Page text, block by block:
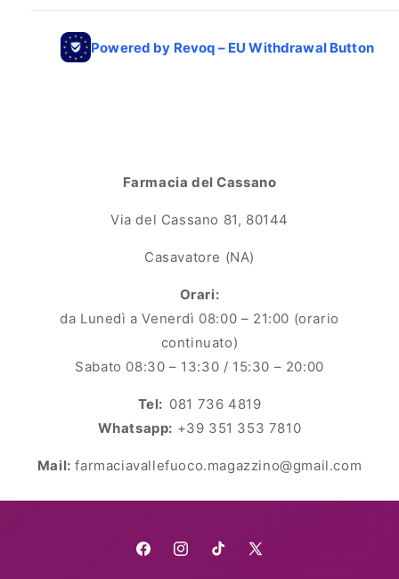
Farmacia del Cassano
Via del Cassano 81, 80144
Casavatore (NA)
Orari:
da Lunedì a Venerdì 08:00 – 21:00 (orario
continuato)
Sabato 08:30 – 13:30 / 15:30 – 20:00
Tel: 081 736 4819
Whatsapp: +39 351 353 7810
Mail: farmaciavallefuoco.magazzino@gmail.com
FacebookInstagramTikTokX